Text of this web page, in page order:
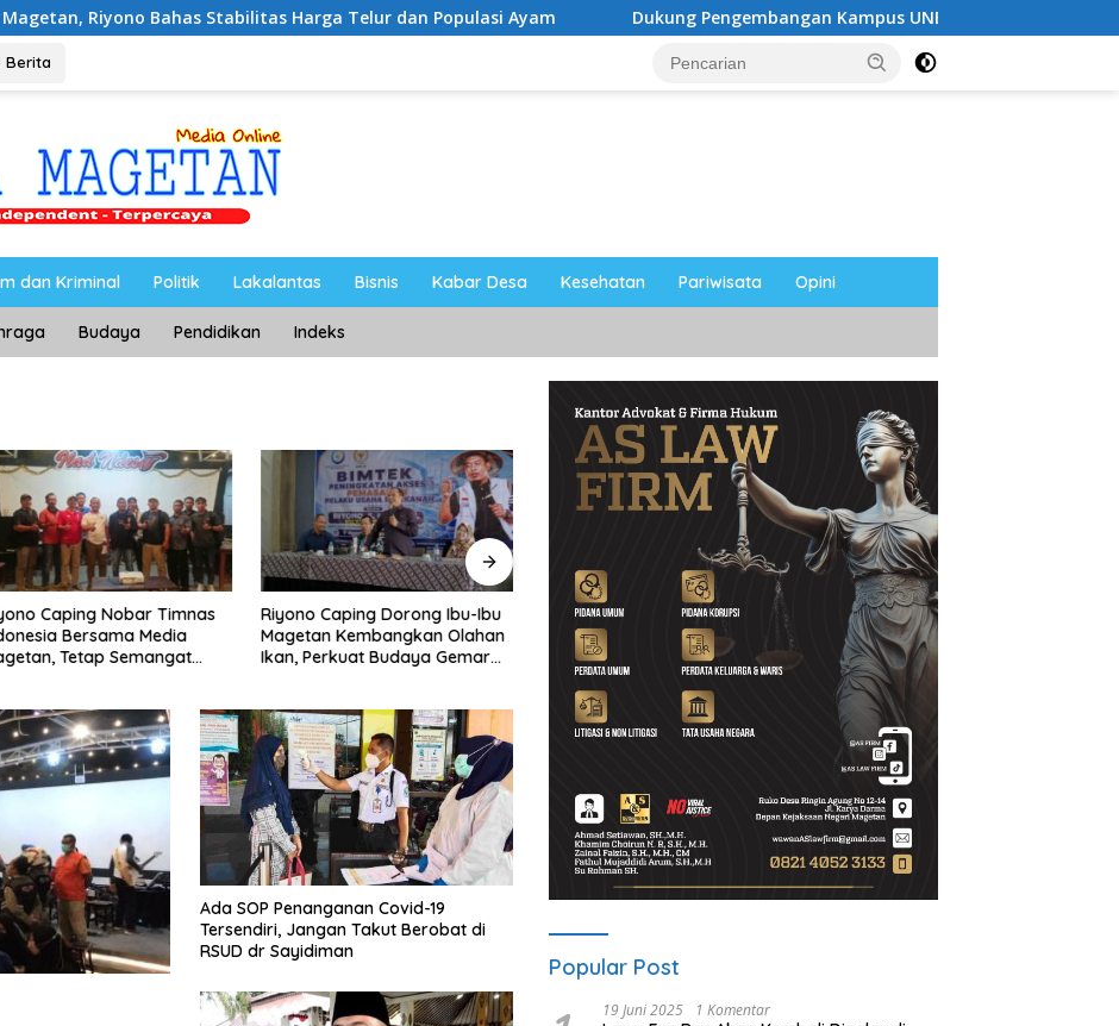
Stabilitas Harga Telur dan Populasi Ayam Dukung Pengembangan Kampus UNESA di Pusat Kota, Riyono Caping:
Berita
dan Kriminal Politik Lakalantas Bisnis Kabar Desa Kesehatan Pariwisata Opini
Budaya Pendidikan Indeks
Caping Nobar Timnas
Bersama Media
Tetap Semangat
Riyono Caping Dorong Ibu-Ibu
Magetan Kembangkan Olahan
Ikan, Perkuat Budaya Gemar
Ahmad Setiawan Kenang M.
Sholeh: Pejuang Keadilan “No
Viral No Justice” Telah
Berpulang
Lewat Program Desa BRILiaN,
BRI Magetan Dorong Desa
Wates Berprestasi
Ada SOP Penanganan Covid-19
Tersendiri, Jangan Takut Berobat di
RSUD dr Sayidiman
Popular Post
19 Juni 2025 1 Komentar